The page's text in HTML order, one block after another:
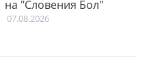
на "Словения Бол"
07.08.2026